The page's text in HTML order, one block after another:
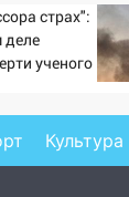
страх":
деле
ученого
Культура